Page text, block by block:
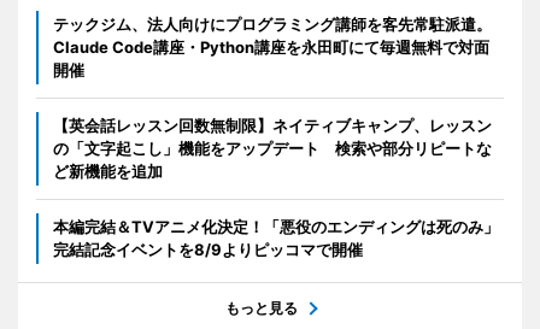
テックジム、法人向けにプログラミング講師を客先常駐派遣。
Claude Code講座・Python講座を永田町にて毎週無料で対面
開催
【英会話レッスン回数無制限】ネイティブキャンプ、レッスン
の「文字起こし」機能をアップデート 検索や部分リピートな
ど新機能を追加
本編完結＆TVアニメ化決定！「悪役のエンディングは死のみ」
完結記念イベントを8/9よりピッコマで開催
もっと見る